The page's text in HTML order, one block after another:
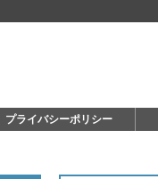
プライバシーポリシー